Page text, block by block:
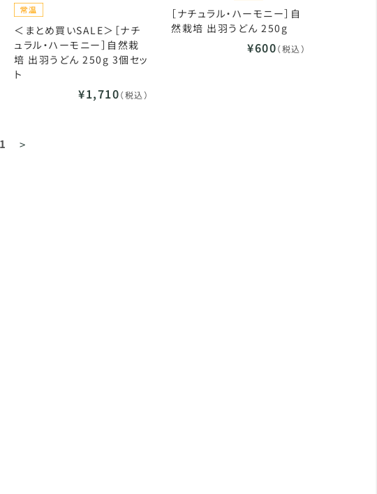
＜まとめ買いSALE＞［ナチ
ュラル・ハーモニー］自然栽
培 出羽うどん 250g 3個セッ
ト
¥1,710（税込）
［ナチュラル・ハーモニー］自
然栽培 出羽うどん 250g
¥600（税込）
1 >